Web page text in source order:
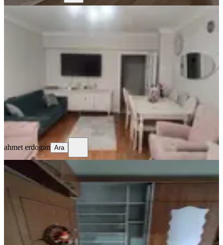
Vatan Caddesi Üzerinde Asansörlü
Bina
5.099.000 ₺
ahmet erdogan
ahmet erdogan Ara
BALKONLU
Sahibinden Merkezi Konumda, Kök
Tapulu, Çift Cam Balkonlu 3+1
Ankara, Gölbaşı
·135 m²·1. Kat·08.06.2026
7.000.000 ₺